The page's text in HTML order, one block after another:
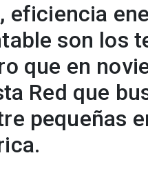
eficiencia
son los
que en
Red que
pequeñas